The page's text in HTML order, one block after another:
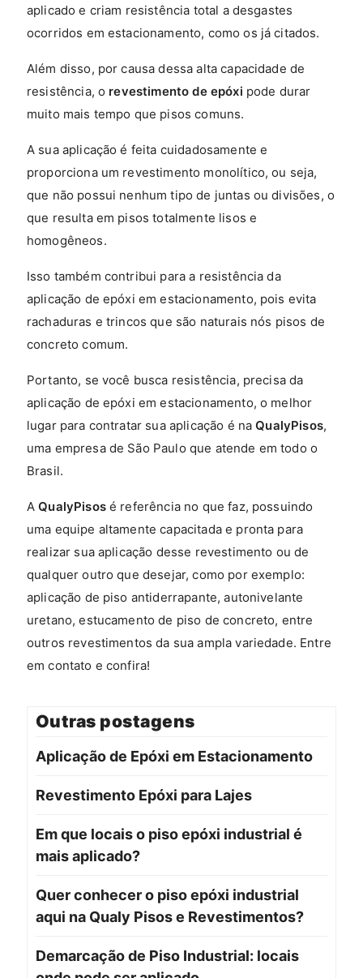
aplicado e criam resistência total a desgastes
ocorridos em estacionamento, como os já citados.
Além disso, por causa dessa alta capacidade de
resistência, o revestimento de epóxi pode durar
muito mais tempo que pisos comuns.
A sua aplicação é feita cuidadosamente e
proporciona um revestimento monolítico, ou seja,
que não possui nenhum tipo de juntas ou divisões, o
que resulta em pisos totalmente lisos e
homogêneos.
Isso também contribui para a resistência da
aplicação de epóxi em estacionamento, pois evita
rachaduras e trincos que são naturais nós pisos de
concreto comum.
Portanto, se você busca resistência, precisa da
aplicação de epóxi em estacionamento, o melhor
lugar para contratar sua aplicação é naQualyPisos,
uma empresa de São Paulo que atende em todo o
Brasil.
AQualyPisosé referência no que faz, possuindo
uma equipe altamente capacitada e pronta para
realizar sua aplicação desse revestimento ou de
qualquer outro que desejar, como por exemplo:
aplicação de piso antiderrapante, autonivelante
uretano, estucamento de piso de concreto, entre
outros revestimentos da sua ampla variedade. Entre
em contato e confira!
Outras postagens
Aplicação de Epóxi em Estacionamento
Revestimento Epóxi para Lajes
Em que locais o piso epóxi industrial é
mais aplicado?
Quer conhecer o piso epóxi industrial
aqui na Qualy Pisos e Revestimentos?
Demarcação de Piso Industrial: locais